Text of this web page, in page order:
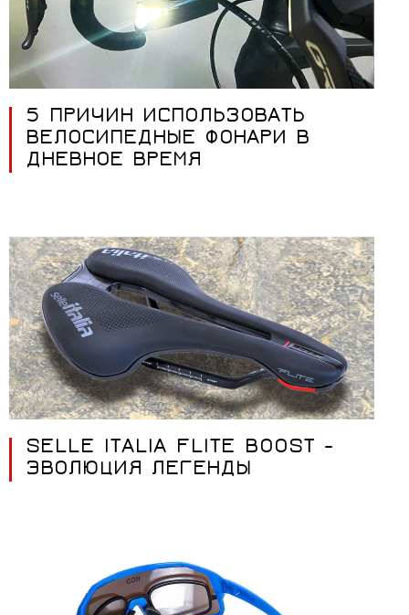
5 ПРИЧИН ИСПОЛЬЗОВАТЬ
ВЕЛОСИПЕДНЫЕ ФОНАРИ В
ДНЕВНОЕ ВРЕМЯ
SELLE ITALIA FLITE BOOST -
ЭВОЛЮЦИЯ ЛЕГЕНДЫ